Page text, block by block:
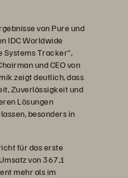
von Pure und
IDC Worldwide
Systems Tracker“,
und CEO von
zeigt deutlich, dass
Zuverlässigkeit und
Lösungen
besonders in
für das erste
von 367,1
mehr als im